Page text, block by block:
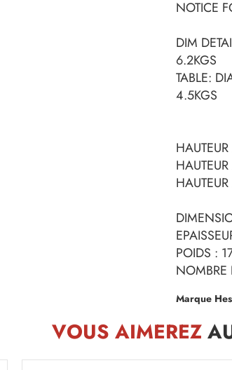
NOTICE
DIM
6.2KGS
TABLE:
4.5KGS
POIDS :
NOMBRE
Marque
VOUS AIMEREZ